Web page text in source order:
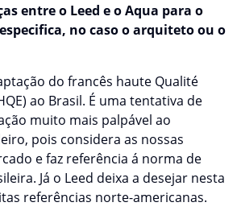
entre o Leed e o Aqua para o
no caso o arquiteto ou o
do francês haute Qualité
ao Brasil. É uma tentativa de
muito mais palpável ao
pois considera as nossas
e faz referência á norma de
Já o Leed deixa a desejar nesta
referências norte-americanas.